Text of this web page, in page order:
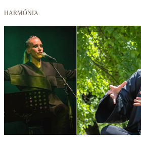
HARMÓNIA